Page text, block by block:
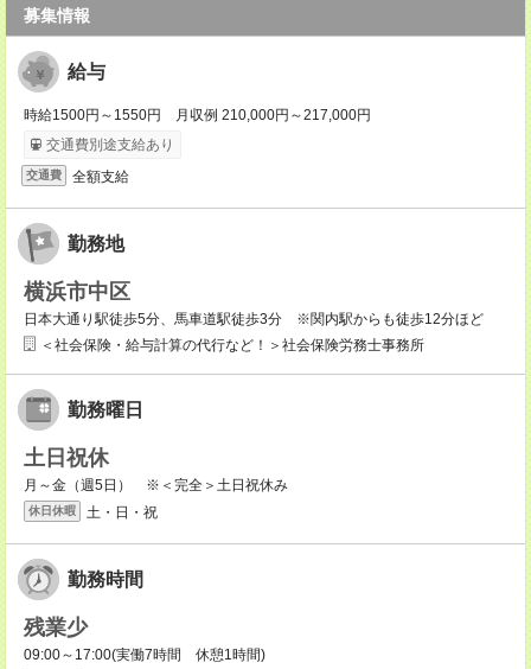
募集情報
給与
時給1500円～1550円 月収例 210,000円～217,000円
交通費別途支給あり
交通費 全額支給
勤務地
横浜市中区
日本大通り駅徒歩5分、馬車道駅徒歩3分 ※関内駅からも徒歩12分ほど
＜社会保険・給与計算の代行など！＞社会保険労務士事務所
勤務曜日
土日祝休
月～金（週5日） ※＜完全＞土日祝休み
休日休暇 土・日・祝
勤務時間
残業少
09:00～17:00(実働7時間 休憩1時間)